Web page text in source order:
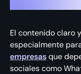
El contenido claro
especialmente
empresasque
sociales como